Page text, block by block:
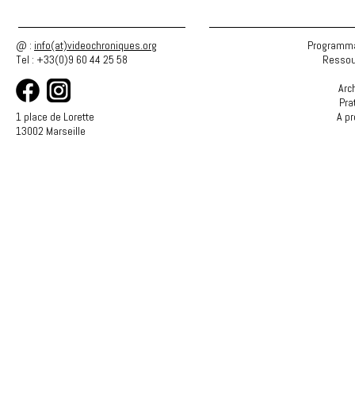
@ : info(at)videochroniques.org
Tel : +33(0)9 60 44 25 58
1 place de Lorette
13002 Marseille
A